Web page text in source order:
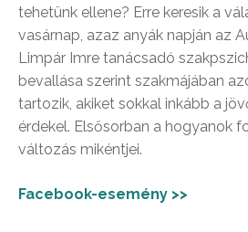
tehetünk ellene? Erre keresik a
vasárnap, azaz anyák napján az
Limpár Imre tanácsadó
bevallása szerint szakmájában
tartozik, akiket sokkal inkább a
érdekel. Elsősorban a hogyanok
változás mikéntjei.
Facebook-esemény >>